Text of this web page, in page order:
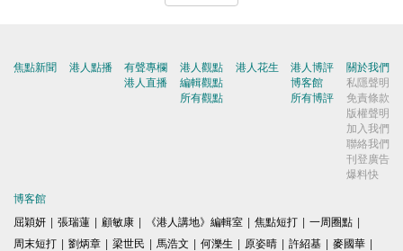
焦點新聞 港人點播
有聲專欄
港人直播
港人觀點
編輯觀點
所有觀點
港人花生
港人博評
博客館
所有博評
關於我們
私隱聲明
免責條款
版權聲明
加入我們
聯絡我們
刊登廣告
爆料快
博客館
屈穎妍 | 張瑞蓮 | 顧敏康 | 《港人講地》編輯室 | 焦點短打 | 一周圈點 |
周末短打 | 劉炳章 | 梁世民 | 馬浩文 | 何濼生 | 原姿晴 | 許紹基 | 麥國華 |